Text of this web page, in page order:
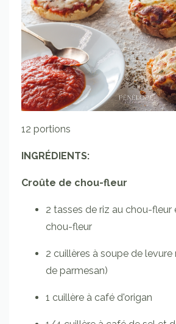
12 portions
INGRÉDIENTS:
Croûte de chou-fleur
2 tasses de riz au chou-fleur
chou-fleur
2 cuillères à soupe de levure
de parmesan)
1 cuillère à café d'origan